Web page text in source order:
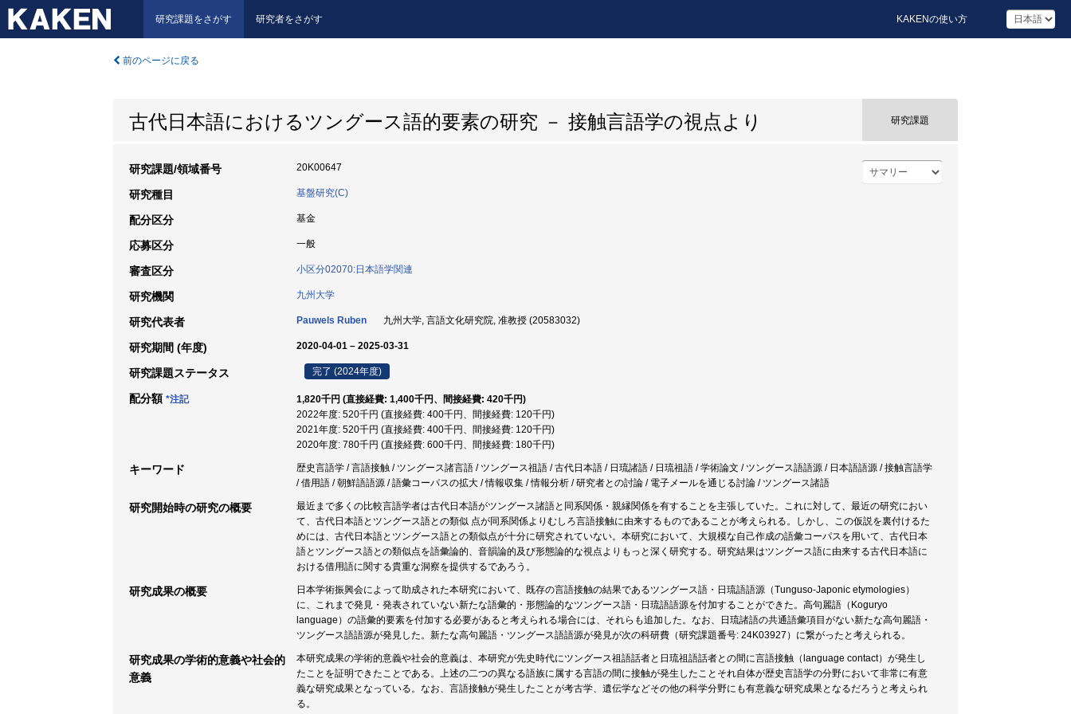
研究課題をさがす 研究者をさがす KAKENの使い方
前のページに戻る
古代日本語におけるツングース語的要素の研究 － 接触言語学の視点より 研究課題
研究課題/領域番号 20K00647
研究種目 基盤研究(C)
配分区分 基金
応募区分 一般
審査区分 小区分02070:日本語学関連
研究機関 九州大学
研究代表者 Pauwels Ruben 九州大学, 言語文化研究院, 准教授 (20583032)
研究期間 (年度) 2020-04-01 – 2025-03-31
研究課題ステータス 完了 (2024年度)
配分額 *注記
1,820千円 (直接経費: 1,400千円、間接経費: 420千円)
2022年度: 520千円 (直接経費: 400千円、間接経費: 120千円)
2021年度: 520千円 (直接経費: 400千円、間接経費: 120千円)
2020年度: 780千円 (直接経費: 600千円、間接経費: 180千円)
キーワード
歴史言語学 / 言語接触 / ツングース諸言語 / ツングース祖語 / 古代日本語 / 日琉諸語 / 日琉祖語 / 学術論文 / ツングース語語源 / 日本語語源 / 接触言語学
/ 借用語 / 朝鮮語語源 / 語彙コーパスの拡大 / 情報収集 / 情報分析 / 研究者との討論 / 電子メールを通じる討論 / ツングース諸語
研究開始時の研究の概要
最近まで多くの比較言語学者は古代日本語がツングース諸語と同系関係・親縁関係を有することを主張していた。これに対して、最近の研究におい
て、古代日本語とツングース語との類似 点が同系関係よりむしろ言語接触に由来するものであることが考えられる。しかし、この仮説を裏付けるた
めには、古代日本語とツングース語との類似点が十分に研究されていない。本研究において、大規模な自己作成の語彙コーパスを用いて、古代日本
語とツングース語との類似点を語彙論的、音韻論的及び形態論的な視点よりもっと深く研究する。研究結果はツングース語に由来する古代日本語に
おける借用語に関する貴重な洞察を提供するであろう。
研究成果の概要
日本学術振興会によって助成された本研究において、既存の言語接触の結果であるツングース語・日琉語語源（Tunguso-Japonic etymologies）
に、これまで発見・発表されていない新たな語彙的・形態論的なツングース語・日琉語語源を付加することができた。高句麗語（Koguryo
language）の語彙的要素を付加する必要があると考えられる場合には、それらも追加した。なお、日琉諸語の共通語彙項目がない新たな高句麗語・
ツングース語語源が発見した。新たな高句麗語・ツングース語語源が発見が次の科研費（研究課題番号: 24K03927）に繋がったと考えられる。
研究成果の学術的意義や社会的
意義
本研究成果の学術的意義や社会的意義は、本研究が先史時代にツングース祖語話者と日琉祖語話者との間に言語接触（language contact）が発生し
たことを証明できたことである。上述の二つの異なる語族に属する言語の間に接触が発生したことそれ自体が歴史言語学の分野において非常に有意
義な研究成果となっている。なお、言語接触が発生したことが考古学、遺伝学などその他の科学分野にも有意義な研究成果となるだろうと考えられ
る。